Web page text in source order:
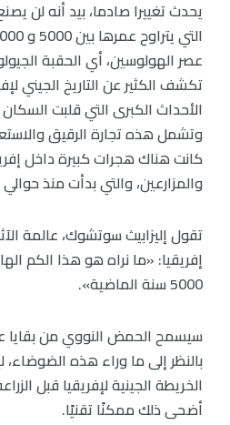
يحدث تغييرا صادما، بيد أنه لن
عصر الهولوسين، أي الحقبة
تكشف الكثير عن التاريخ الجيني
الأحداث الكبرى التي قلبت السكان
وتشمل هذه تجارة الرقيق
كانت هناك هجرات كبيرة داخل
والمزارعين، والتي بدأت منذ حوالي 5000 عام.
تقول إليزابيث سوتشوك، عالمة
إفريقيا: «ما نراه هو هذا الكم
5000 سنة الماضية».
سيسمح الحمض النووي من بقايا
بالنظر إلى ما وراء هذه
الخريطة الجينية لإفريقيا قبل
أضحى ذلك ممكنًا تقنيًا.